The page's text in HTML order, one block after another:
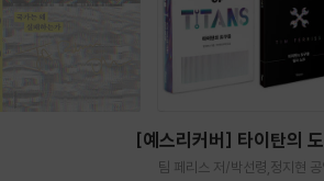
[예스리커버] 타이탄의
팀 페리스 저/박선령,정지현 공